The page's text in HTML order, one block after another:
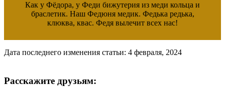
Как у Фёдора, у Феди бижутерия из меди кольца и
браслетик. Наш Федюня медик. Федька редька,
клюква, квас. Федя вылечит всех нас!
Дата последнего изменения статьи: 4 февраля, 2024
Расскажите друзьям: